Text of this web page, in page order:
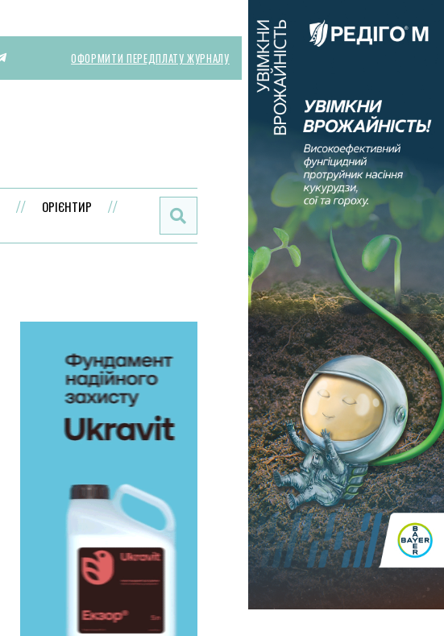
ОФОРМИТИ ПЕРЕДПЛАТУ ЖУРНАЛУ
ОРІЄНТИР